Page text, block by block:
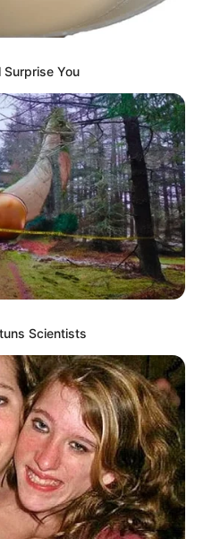
jiminxjamie)
nyentrik banget
Surprise You
Scientists